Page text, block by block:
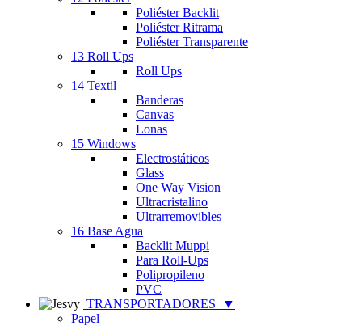
Poliéster Backlit
Poliéster Ritrama
Poliéster Transparente
13 Roll Ups
Roll Ups
14 Textil
Banderas
Canvas
Lonas
15 Windows
Electrostáticos
Glass
One Way Vision
Ultracristalino
Ultrarremovibles
16 Base Agua
Backlit Muppi
Para Roll-Ups
Polipropileno
PVC
TRANSPORTADORES
▼
Papel